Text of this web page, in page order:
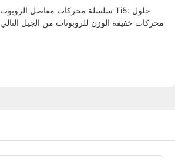
سلسلة محركات مفاصل الروبوت Ti5: حلول
محركات خفيفة الوزن للروبوتات من الجيل التالي